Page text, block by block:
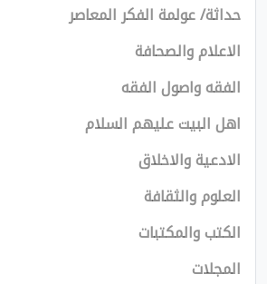
حداثة/ عولمة الفكر المعاصر
الاعلام والصحافة
الفقه واصول الفقه
اهل البيت عليهم السلام
الادعية والاخلاق
العلوم والثقافة
الكتب والمكتبات
المجلات